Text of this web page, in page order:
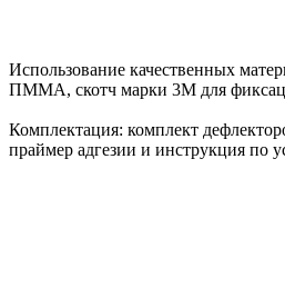
Использование качественных
ПММА, скотч марки 3М для
Комплектация: комплект
праймер адгезии и инструкция по